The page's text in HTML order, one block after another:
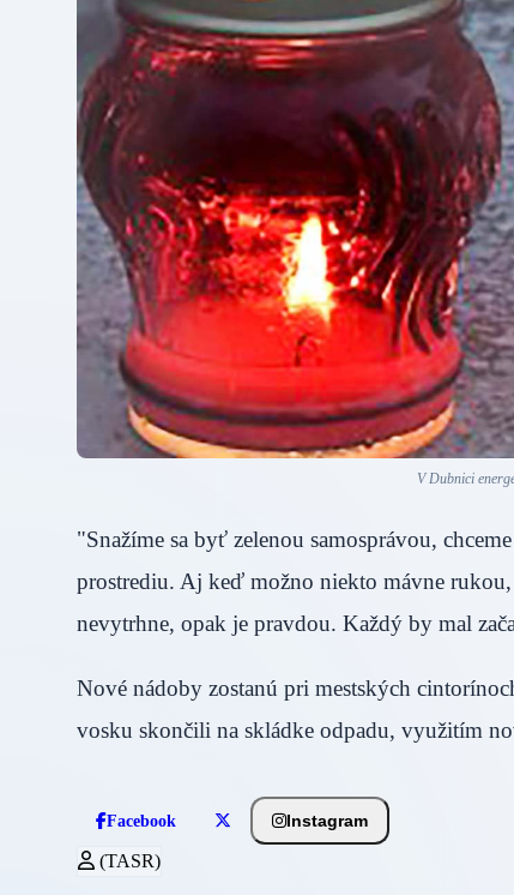
V Dubnici
"Snažíme sa byť zelenou samosprávou,
prostrediu. Aj keď možno niekto mávne
nevytrhne, opak je pravdou. Každý by mal
Nové nádoby zostanú pri mestských
vosku skončili na skládke odpadu, využitím
Facebook Instagram
(TASR)